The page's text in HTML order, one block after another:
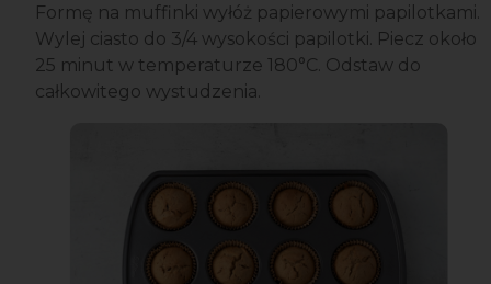
Formę na muffinki wyłóż papierowymi papilotkami.
Wylej ciasto do 3/4 wysokości papilotki. Piecz około
25 minut w temperaturze 180°C. Odstaw do
całkowitego wystudzenia.